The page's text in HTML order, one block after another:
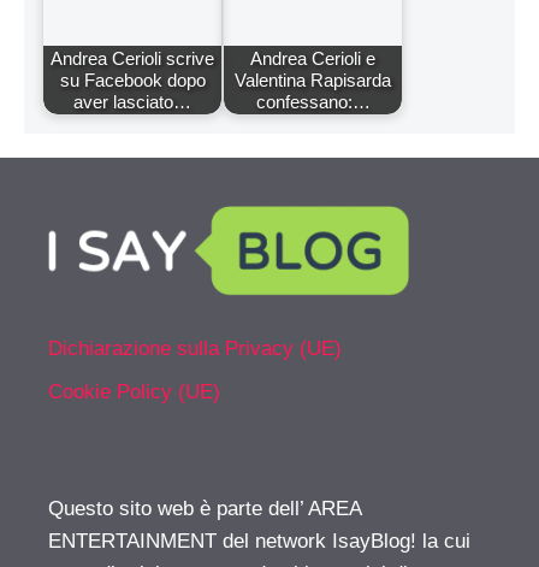
Andrea Cerioli scrive
su Facebook dopo
aver lasciato…
Andrea Cerioli e
Valentina Rapisarda
confessano:…
Dichiarazione sulla Privacy (UE)
Cookie Policy (UE)
Questo sito web è parte dell’ AREA
ENTERTAINMENT del network IsayBlog! la cui